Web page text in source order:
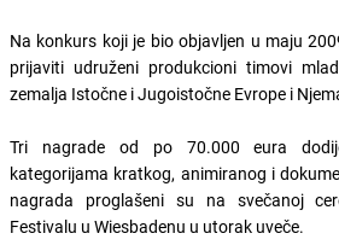
Na konkurs koji je bio objavljen u maju
prijaviti udruženi produkcioni timovi
zemalja Istočne i Jugoistočne Evrope i
Tri nagrade od po 70.000 eura
kategorijama kratkog, animiranog i
nagrada proglašeni su na svečanoj
Festivalu u Wiesbadenu u utorak uveče.